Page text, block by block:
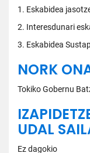
1. Eskabidea
2. Interesdunari
3. Eskabidea
NORK
Tokiko Gobernu
UDAL
Ez dagokio